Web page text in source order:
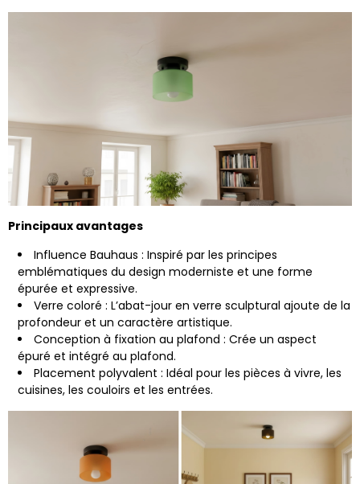
Principaux avantages
Influence Bauhaus : Inspiré par les principes
emblématiques du design moderniste et une forme
épurée et expressive.
Verre coloré : L’abat-jour en verre sculptural ajoute de la
profondeur et un caractère artistique.
Conception à fixation au plafond : Crée un aspect
épuré et intégré au plafond.
Placement polyvalent : Idéal pour les pièces à vivre, les
cuisines, les couloirs et les entrées.